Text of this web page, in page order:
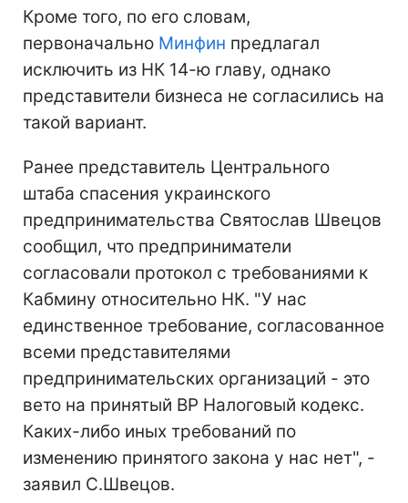
Кроме того, по его словам,
первоначально Минфин предлагал
исключить из НК 14-ю главу, однако
представители бизнеса не согласились на
такой вариант.
Ранее представитель Центрального
штаба спасения украинского
предпринимательства Святослав Швецов
сообщил, что предприниматели
согласовали протокол с требованиями к
Кабмину относительно НК. "У нас
единственное требование, согласованное
всеми представителями
предпринимательских организаций - это
вето на принятый ВР Налоговый кодекс.
Каких-либо иных требований по
изменению принятого закона у нас нет", -
заявил С.Швецов.